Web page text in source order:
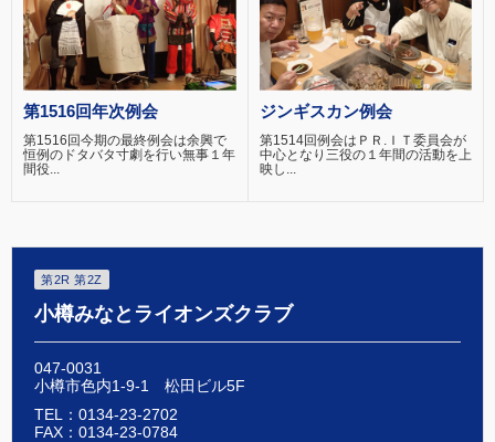
第1516回年次例会
第1516回今期の最終例会は余興で
恒例のドタバタ寸劇を行い無事１年
間役...
ジンギスカン例会
第1514回例会はＰＲ.ＩＴ委員会が
中心となり三役の１年間の活動を上
映し...
第2R 第2Z
小樽みなとライオンズクラブ
047-0031
小樽市色内1-9-1 松田ビル5F
TEL：0134-23-2702
FAX：0134-23-0784